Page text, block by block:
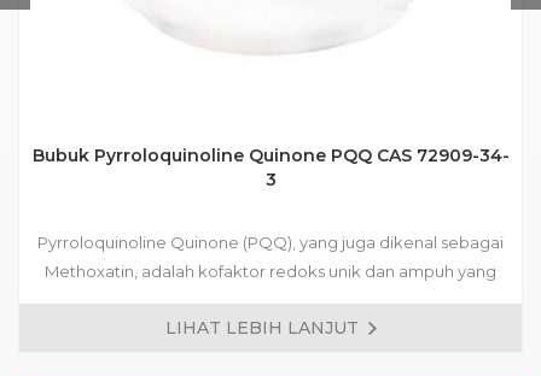
Bubuk Pyrroloquinoline Quinone PQQ CAS 72909-34-
3
Pyrroloquinoline Quinone (PQQ), yang juga dikenal sebagai
Methoxatin, adalah kofaktor redoks unik dan ampuh yang
memainkan peran penting dalam produksi energi seluler.
Sebagai antioksidan ampuh, PQQ dapat melindungi sel dari
LIHAT LEBIH LANJUT